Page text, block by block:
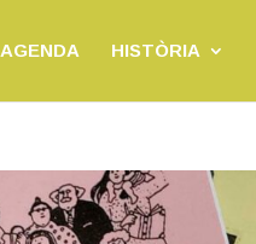
AGENDA HISTÒRIA